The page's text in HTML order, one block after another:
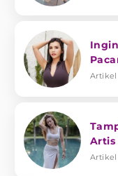
Artikel
Artis
Artikel